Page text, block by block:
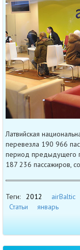
Латвийская
перевезла 190 966
период предыдущего
187 236 пассажиров,
Теги: 2012 airBaltic
Статьи
январь